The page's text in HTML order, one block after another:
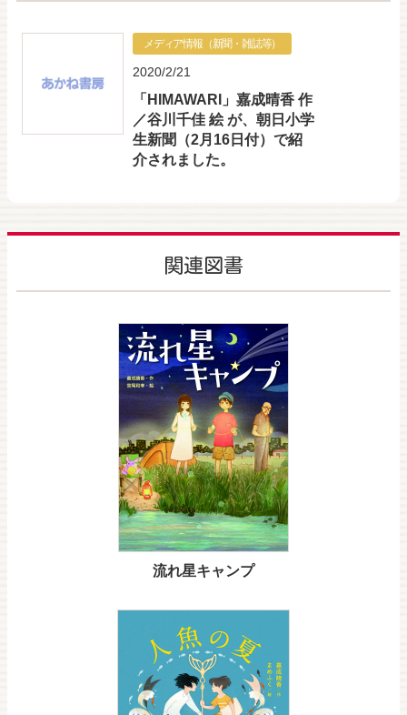
メディア情報（新聞・雑誌等）
2020/2/21
「HIMAWARI」嘉成晴香 作
／谷川千佳 絵 が、朝日小学
生新聞（2月16日付）で紹
介されました。
関連図書
流れ星キャンプ